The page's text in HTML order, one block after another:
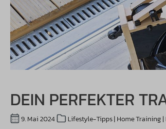
DEIN PERFEKTER
9. Mai 2024 Lifestyle-Tipps | Home Training